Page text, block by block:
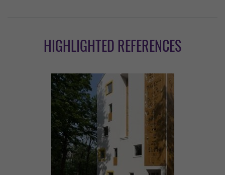
HIGHLIGHTED REFERENCES